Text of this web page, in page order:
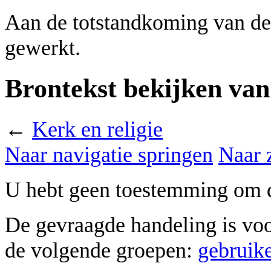
Aan de totstandkoming van
gewerkt.
Brontekst bekijken
← Kerk en religie
Naar navigatie springen Naar
U hebt geen toestemming om
De gevraagde handeling is
de volgende groepen: